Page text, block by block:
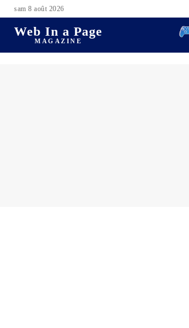
sam 8 août 2026
Web In a Page
MAGAZINE